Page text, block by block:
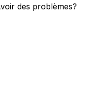
des problèmes?